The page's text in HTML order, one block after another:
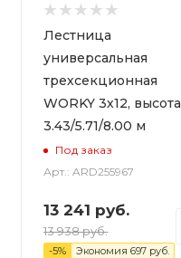
Лестница
универсальная
трехсекционная
WORKY 3х12, высота
3.43/5.71/8.00 м
Под заказ
Арт.: ARD255967
13 241 руб.
13 938руб.
-5% Экономия 697 руб.